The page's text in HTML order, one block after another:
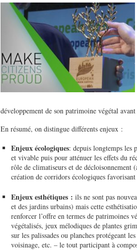
développement de son patrimoine végétal
En résumé, on distingue différents enjeux :
Enjeux écologiques: depuis longtemps les
et vivable puis pour atténuer les effets du
rôle de climatiseurs et de décloisonnement
création de corridors écologiques
Enjeux esthétiques : ils ne sont pas
et des jardins urbains) mais cette
renforcer l’offre en termes de patrimoines
végétalisés, jeux mélodiques de plantes
sur les palissades ou planches protégeant
voisinage, etc. – le tout participant à